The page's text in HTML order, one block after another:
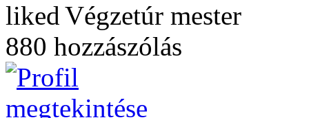
Végzetúr mester
880 hozzászólás